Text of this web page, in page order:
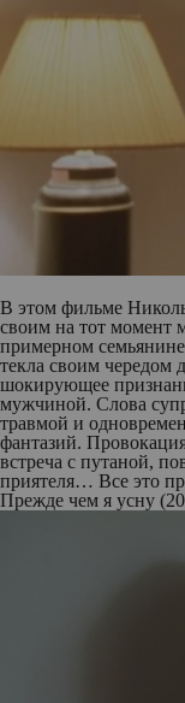
В этом фильме
своим на тот момент
примерном
текла своим чередом
шокирующее
мужчиной. Слова
травмой и
фантазий.
встреча с путаной,
приятеля… Все это
Прежде чем я усну